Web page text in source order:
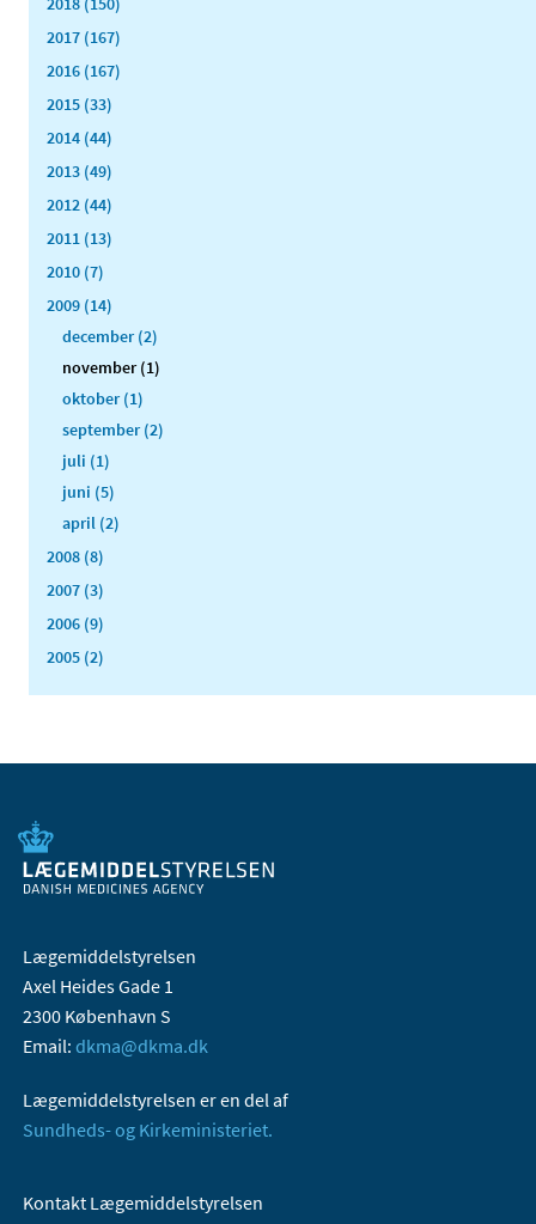
2017 (167)
2016 (167)
2015 (33)
2014 (44)
2013 (49)
2012 (44)
2011 (13)
2010 (7)
2009 (14)
december (2)
november (1)
oktober (1)
september (2)
juli (1)
juni (5)
april (2)
2008 (8)
2007 (3)
2006 (9)
2005 (2)
Lægemiddelstyrelsen
Axel Heides Gade 1
2300 København S
Email: dkma@dkma.dk
Lægemiddelstyrelsen er en del af
Sundheds- og Kirkeministeriet.
Kontakt Lægemiddelstyrelsen